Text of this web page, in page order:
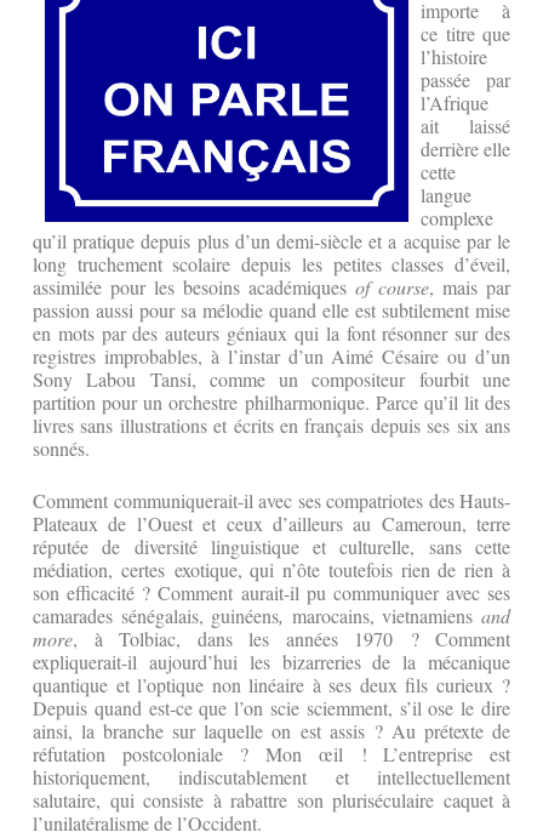
importe à
ce titre que
l’histoire
passée par
l’Afrique
ait laissé
derrière elle
cette
langue
complexe
qu’il pratique depuis plus d’un demi-siècle et a acquise par le
long truchement scolaire depuis les petites classes d’éveil,
assimilée pour les besoins académiques of course, mais par
passion aussi pour sa mélodie quand elle est subtilement mise
en mots par des auteurs géniaux qui la font résonner sur des
registres improbables, à l’instar d’un Aimé Césaire ou d’un
Sony Labou Tansi, comme un compositeur fourbit une
partition pour un orchestre philharmonique. Parce qu’il lit des
livres sans illustrations et écrits en français depuis ses six ans
sonnés.
Comment communiquerait-il avec ses compatriotes des Hauts-
Plateaux de l’Ouest et ceux d’ailleurs au Cameroun, terre
réputée de diversité linguistique et culturelle, sans cette
médiation, certes exotique, qui n’ôte toutefois rien de rien à
son efficacité ? Comment aurait-il pu communiquer avec ses
camarades sénégalais, guinéens, marocains, vietnamiensand
more, à Tolbiac, dans les années 1970 ? Comment
expliquerait-il aujourd’hui les bizarreries de la mécanique
quantique et l’optique non linéaire à ses deux fils curieux ?
Depuis quand est-ce que l’on scie sciemment, s’il ose le dire
ainsi, la branche sur laquelle on est assis ? Au prétexte de
réfutation postcoloniale ? Mon œil ! L’entreprise est
historiquement, indiscutablement et intellectuellement
salutaire, qui consiste à rabattre son pluriséculaire caquet à
l’unilatéralisme de l’Occident.